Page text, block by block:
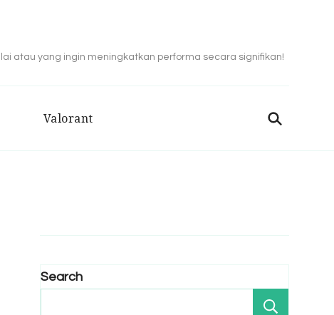
atau yang ingin meningkatkan performa secara signifikan!
Valorant
Search